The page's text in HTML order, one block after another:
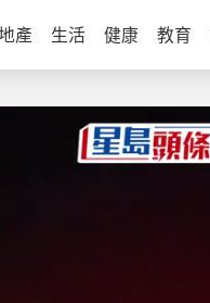
產 生活 健康 教育